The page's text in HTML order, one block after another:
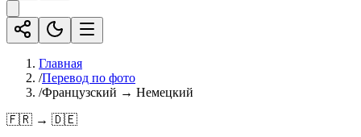
Главная
/Перевод по фото
/Французский → Немецкий
🇫🇷 → 🇩🇪